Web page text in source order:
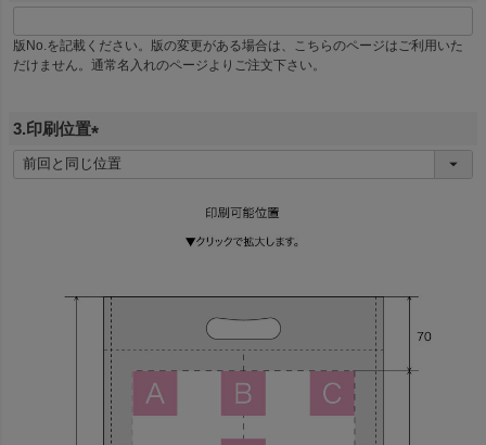
必
須
版No.を記載ください。版の変更がある場合は、こちらのページはご利用いた
だけません。通常名入れのページよりご注文下さい。
3.印刷位置
(
必